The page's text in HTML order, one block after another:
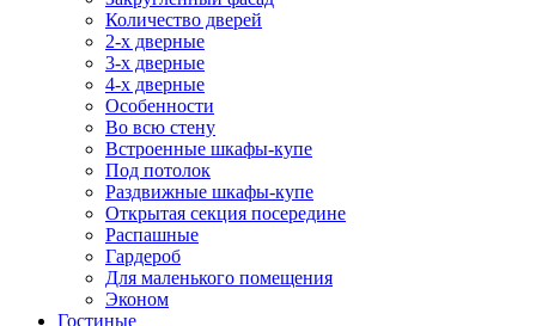
Количество дверей
2-х дверные
3-х дверные
4-х дверные
Особенности
Во всю стену
Встроенные шкафы-купе
Под потолок
Раздвижные шкафы-купе
Открытая секция посередине
Распашные
Гардероб
Для маленького помещения
Эконом
Гостиные